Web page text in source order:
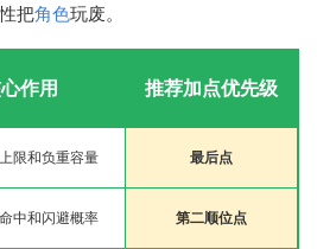
把角色玩废。
作用 推荐加点优先级
限和负重容量 最后点
中和闪避概率 第二顺位点